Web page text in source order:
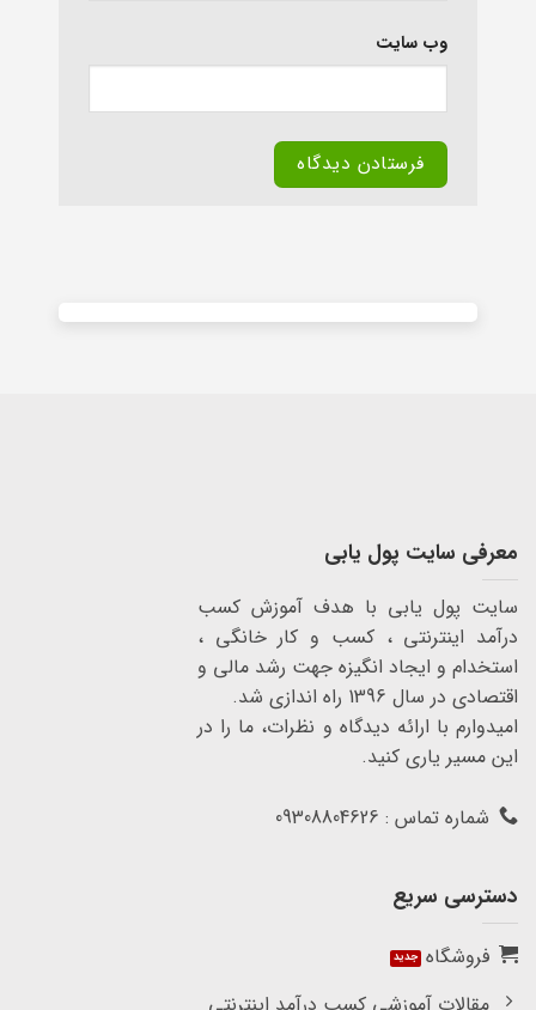
وب‌ سایت
معرفی سایت پول یابی
سایت پول یابی با هدف آموزش کسب
درآمد اینترنتی ، کسب و کار خانگی ،
استخدام و ایجاد انگیزه جهت رشد مالی و
اقتصادی در سال 1396 راه اندازی شد.
امیدوارم با ارائه دیدگاه و نظرات، ما را در
این مسیر یاری کنید.
شماره تماس : 09308804626
دسترسی سریع
فروشگاه